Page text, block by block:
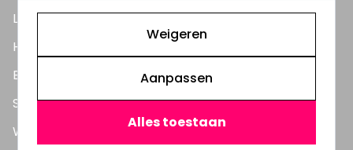
LED Panelen
Highbay's / Ufo's
Bouwlampen
Straatlampen
Wandlampen
Weigeren
Aanpassen
Alles toestaan